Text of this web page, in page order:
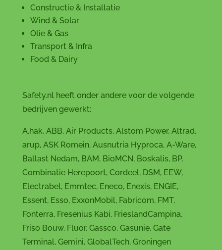
Constructie & Installatie
Wind & Solar
Olie & Gas
Transport & Infra
Food & Dairy
Safety.nl heeft onder andere voor de volgende
bedrijven gewerkt:
A.hak, ABB, Air Products, Alstom Power, Altrad,
arup, ASK Romein, Ausnutria Hyproca, A-Ware,
Ballast Nedam, BAM, BioMCN, Boskalis, BP,
Combinatie Herepoort, Cordeel, DSM, EEW,
Electrabel, Emmtec, Eneco, Enexis, ENGIE,
Essent, Esso, ExxonMobil, Fabricom, FMT,
Fonterra, Fresenius Kabi, FrieslandCampina,
Friso Bouw, Fluor, Gassco, Gasunie, Gate
Terminal, Gemini, GlobalTech, Groningen